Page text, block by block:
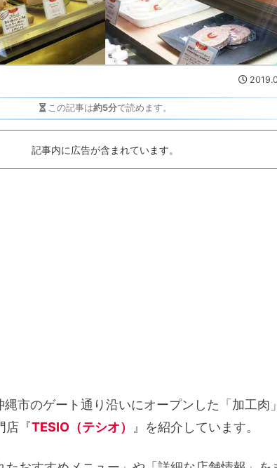
この記事は約5分で読めます。
記事内に広告が含まれています。
市のゲート通り沿いにオープンした「加工肉
店『TESIO（テシオ） 』を紹介しています。